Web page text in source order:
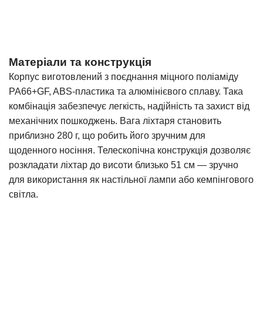
Матеріали та конструкція
Корпус виготовлений з поєднання міцного поліаміду
PA66+GF, ABS-пластика та алюмінієвого сплаву. Така
комбінація забезпечує легкість, надійність та захист від
механічних пошкоджень. Вага ліхтаря становить
приблизно 280 г, що робить його зручним для
щоденного носіння. Телескопічна конструкція дозволяє
розкладати ліхтар до висоти близько 51 см — зручно
для використання як настільної лампи або кемпінгового
світла.